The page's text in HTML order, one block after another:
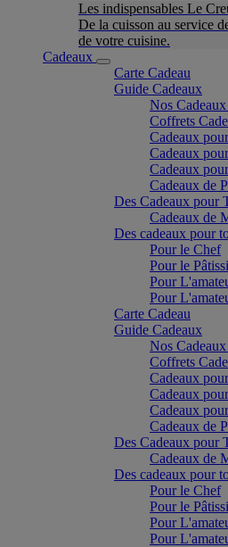
Les indispensables Le
De la cuisson au service
de votre cuisine.
Cadeaux
Carte Cadeau
Guide Cadeaux
Nos
Coffrets
Cadeaux
Cadeaux
Cadeaux
Cadeaux de
Des Cadeaux pour
Cadeaux de
Des cadeaux pour
Pour le Chef
Pour le
Pour
Pour
Carte Cadeau
Guide Cadeaux
Nos
Coffrets
Cadeaux
Cadeaux
Cadeaux
Cadeaux de
Des Cadeaux pour
Cadeaux de
Des cadeaux pour
Pour le Chef
Pour le
Pour
Pour